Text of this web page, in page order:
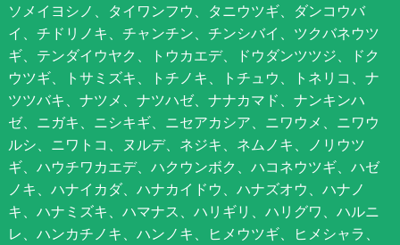
ソメイヨシノ、タイワンフウ、タニウツギ、ダンコウバ
イ、チドリノキ、チャンチン、チンシバイ、ツクバネウツ
ギ、テンダイウヤク、トウカエデ、ドウダンツツジ、ドク
ウツギ、トサミズキ、トチノキ、トチュウ、トネリコ、ナ
ツツバキ、ナツメ、ナツハゼ、ナナカマド、ナンキンハ
ゼ、ニガキ、ニシキギ、ニセアカシア、ニワウメ、ニワウ
ルシ、ニワトコ、ヌルデ、ネジキ、ネムノキ、ノリウツ
ギ、ハウチワカエデ、ハクウンボク、ハコネウツギ、ハゼ
ノキ、ハナイカダ、ハナカイドウ、ハナズオウ、ハナノ
キ、ハナミズキ、ハマナス、ハリギリ、ハリグワ、ハルニ
レ、ハンカチノキ、ハンノキ、ヒメウツギ、ヒメシャラ、